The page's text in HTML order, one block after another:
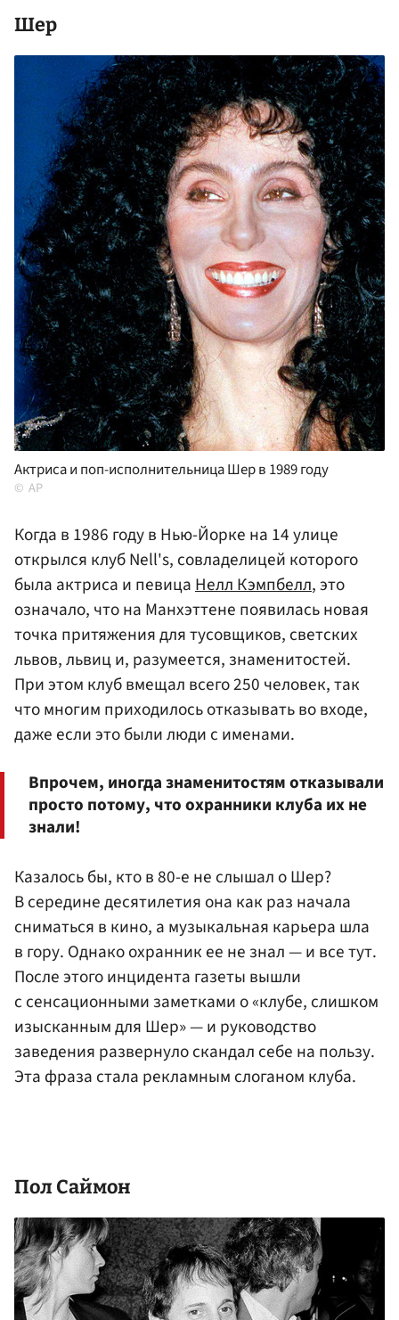
Шер
Актриса и поп-исполнительница Шер в 1989 году
AP
Когда в 1986 году в Нью-Йорке на 14 улице
открылся клуб Nell's, совладелицей которого
была актриса и певицаНелл Кэмпбелл, это
означало, что на Манхэттене появилась новая
точка притяжения для тусовщиков, светских
львов, львиц и, разумеется, знаменитостей.
При этом клуб вмещал всего 250 человек, так
что многим приходилось отказывать во входе,
даже если это были люди с именами.
Впрочем, иногда знаменитостям отказывали
просто потому, что охранники клуба их не
знали!
Казалось бы, кто в 80-е не слышал о Шер?
В середине десятилетия она как раз начала
сниматься в кино, а музыкальная карьера шла
в гору. Однако охранник ее не знал — и все тут.
После этого инцидента газеты вышли
с сенсационными заметками о «клубе, слишком
изысканным для Шер» — и руководство
заведения развернуло скандал себе на пользу.
Эта фраза стала рекламным слоганом клуба.
Пол Саймон